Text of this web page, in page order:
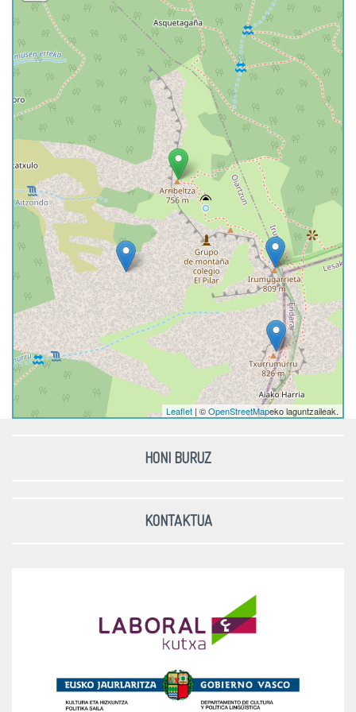
Leaflet | ©OpenStreetMapeko laguntzaileak.
HONI BURUZ
KONTAKTUA